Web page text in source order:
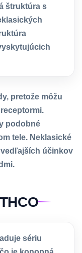
štruktúra s
pretože môžu
podobné
tele. Neklasické
účinkov
sériu